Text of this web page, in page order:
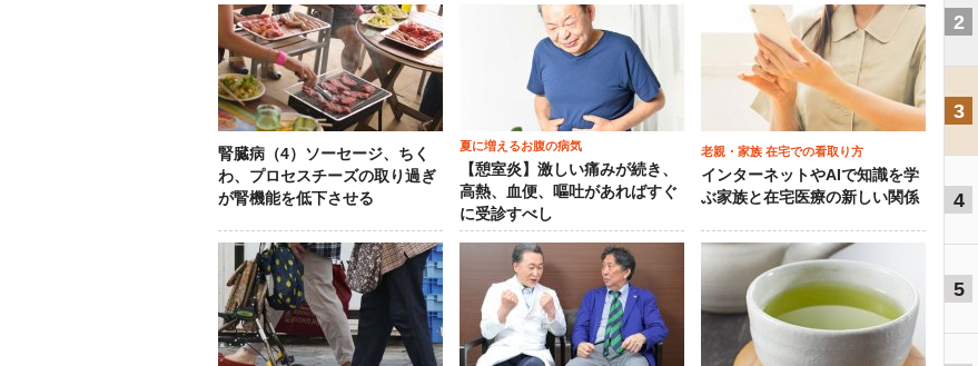
腎臓病（4）ソーセージ、ちく
わ、プロセスチーズの取り過ぎ
が腎機能を低下させる
夏に増えるお腹の病気
【憩室炎】激しい痛みが続き、
高熱、血便、嘔吐があればすぐ
に受診すべし
老親・家族 在宅での看取り方
インターネットやAIで知識を学
ぶ家族と在宅医療の新しい関係
2
3
4
5